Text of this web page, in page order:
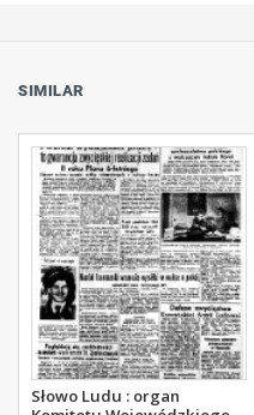
SIMILAR
Słowo Ludu : organ